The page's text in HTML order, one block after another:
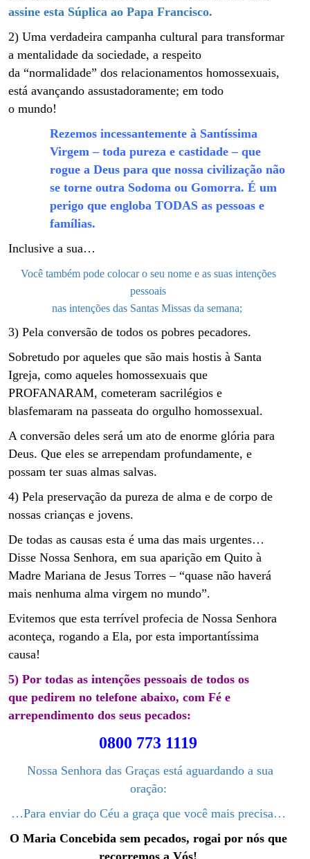
assine esta Súplica ao Papa Francisco.
2) Uma verdadeira campanha cultural para transformar
a mentalidade da sociedade, a respeito
da “normalidade” dos relacionamentos homossexuais,
está avançando assustadoramente; em todo
o mundo!
Rezemos incessantemente à Santíssima
Virgem – toda pureza e castidade – que
rogue a Deus para que nossa civilização não
se torne outra Sodoma ou Gomorra. É um
perigo que engloba TODAS as pessoas e
famílias.
Inclusive a sua…
Você também pode colocar o seu nome e as suas intenções
pessoais
nas intenções das Santas Missas da semana;
3) Pela conversão de todos os pobres pecadores.
Sobretudo por aqueles que são mais hostis à Santa
Igreja, como aqueles homossexuais que
PROFANARAM, cometeram sacrilégios e
blasfemaram na passeata do orgulho homossexual.
A conversão deles será um ato de enorme glória para
Deus. Que eles se arrependam profundamente, e
possam ter suas almas salvas.
4) Pela preservação da pureza de alma e de corpo de
nossas crianças e jovens.
De todas as causas esta é uma das mais urgentes…
Disse Nossa Senhora, em sua aparição em Quito à
Madre Mariana de Jesus Torres – “quase não haverá
mais nenhuma alma virgem no mundo”.
Evitemos que esta terrível profecia de Nossa Senhora
aconteça, rogando a Ela, por esta importantíssima
causa!
5) Por todas as intenções pessoais de todos os
que pedirem no telefone abaixo, com Fé e
arrependimento dos seus pecados:
0800 773 1119
Nossa Senhora das Graças está aguardando a sua
oração:
…Para enviar do Céu a graça que você mais precisa…
O Maria Concebida sem pecados, rogai por nós que